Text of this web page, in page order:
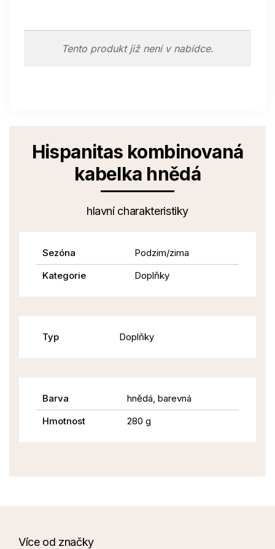
Tento produkt již není v nabídce.
Hispanitas kombinovaná
kabelka hnědá
hlavní charakteristiky
Sezóna
Podzim/zima
Kategorie
Doplňky
Typ Doplňky
Barva
hnědá, barevná
Hmotnost
280 g
Více od značky